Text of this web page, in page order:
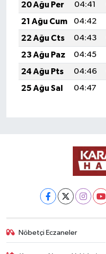
20 Ağu Per
04:41
21 Ağu Cum
04:42
22 Ağu Cts
04:43
23 Ağu Paz
04:45
24 Ağu Pts
04:46
25 Ağu Sal
04:47
Nöbetçi Eczaneler